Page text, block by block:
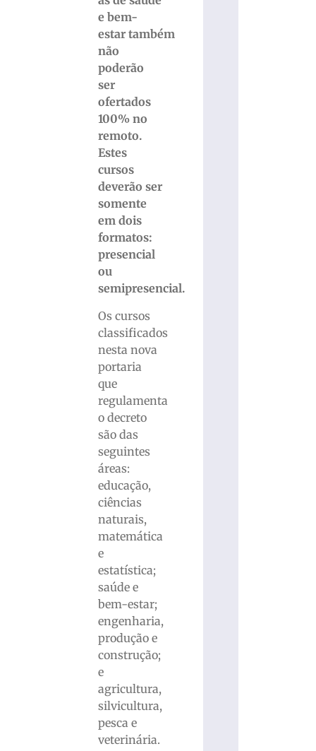
e bem-
estar também
não
poderão
ser
ofertados
100% no
remoto.
Estes
cursos
deverão ser
somente
em dois
formatos:
presencial
ou
semipresencial.
Os cursos
classificados
nesta nova
portaria
que
regulamenta
o decreto
são das
seguintes
áreas:
educação,
ciências
naturais,
matemática
e
estatística;
saúde e
bem-estar;
engenharia,
produção e
construção;
e
agricultura,
silvicultura,
pesca e
veterinária.